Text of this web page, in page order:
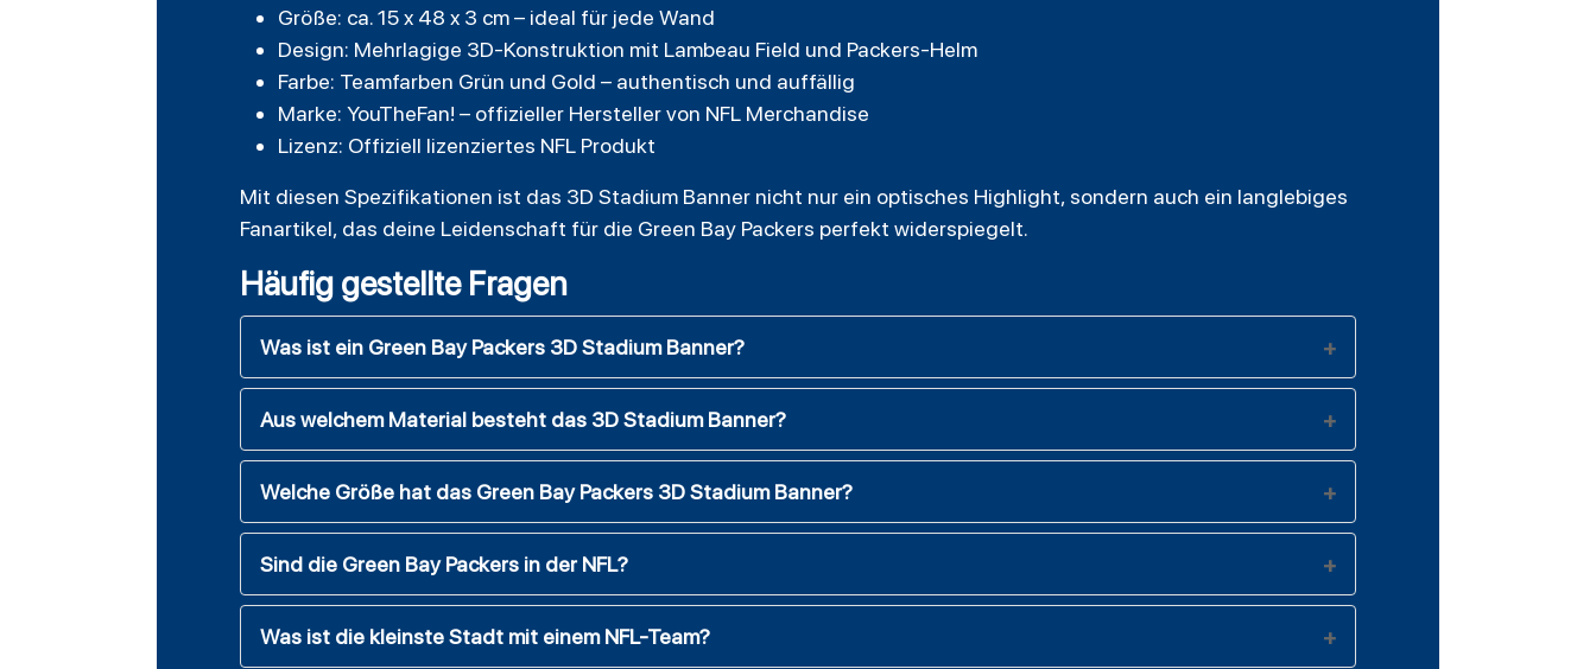
Größe: ca. 15 x 48 x 3 cm – ideal für jede Wand
Design: Mehrlagige 3D-Konstruktion mit Lambeau Field und Packers-Helm
Farbe: Teamfarben Grün und Gold – authentisch und auffällig
Marke: YouTheFan! – offizieller Hersteller von NFL Merchandise
Lizenz: Offiziell lizenziertes NFL Produkt
Mit diesen Spezifikationen ist das 3D Stadium Banner nicht nur ein optisches Highlight, sondern auch ein langlebiges
Fanartikel, das deine Leidenschaft für die Green Bay Packers perfekt widerspiegelt.
Häufig gestellte Fragen
Was ist ein Green Bay Packers 3D Stadium Banner?
Aus welchem Material besteht das 3D Stadium Banner?
Welche Größe hat das Green Bay Packers 3D Stadium Banner?
Sind die Green Bay Packers in der NFL?
Was ist die kleinste Stadt mit einem NFL-Team?